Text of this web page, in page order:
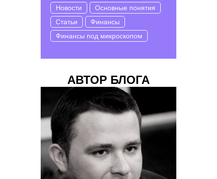
Новости
Основные понятия
Статьи
Финансы
Финансы под микроскопом
АВТОР БЛОГА